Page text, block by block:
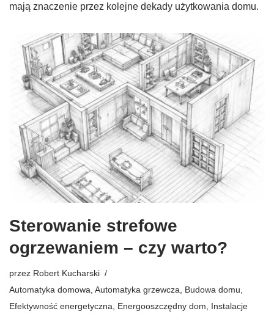
mają znaczenie przez kolejne dekady użytkowania domu.
Sterowanie strefowe
ogrzewaniem – czy warto?
przez Robert Kucharski
Automatyka domowa, Automatyka grzewcza, Budowa domu,
Efektywność energetyczna, Energooszczędny dom, Instalacje